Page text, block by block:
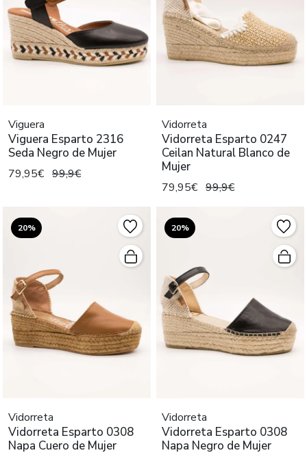
Viguera
Viguera Esparto 2316
Seda Negro de Mujer
79,95€ 99,9€
Vidorreta
Vidorreta Esparto 0247
Ceilan Natural Blanco de
Mujer
79,95€ 99,9€
20%
Vidorreta
Vidorreta Esparto 0308
Napa Cuero de Mujer
20%
Vidorreta
Vidorreta Esparto 0308
Napa Negro de Mujer